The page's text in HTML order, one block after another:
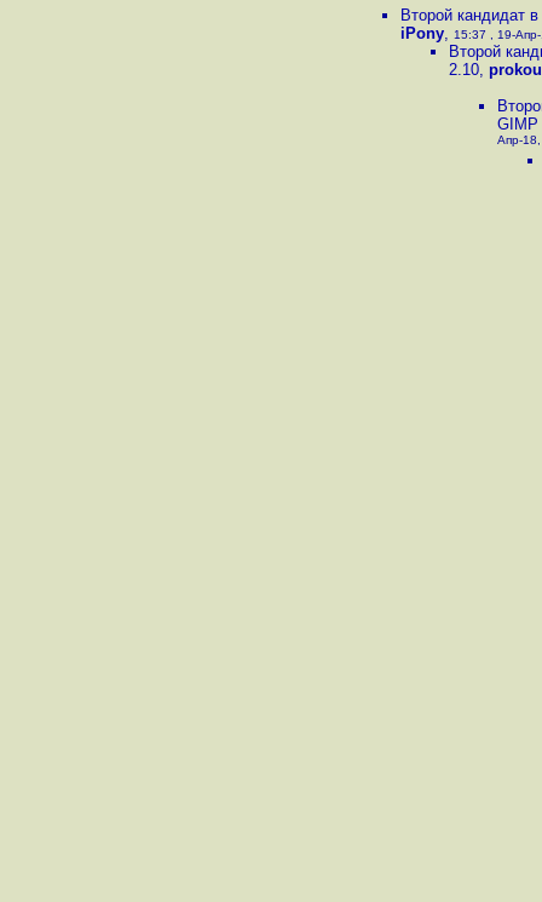
Второй кандидат
iPony, 15:37 , 19-
Второй
2.10,
GIMP
Апр-